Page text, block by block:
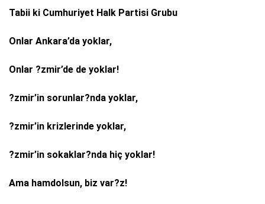
Tabii ki Cumhuriyet Halk Partisi Grubu
Onlar Ankara’da yoklar,
Onlar ?zmir’de de yoklar!
?zmir’in sorunlar?nda yoklar,
?zmir’in krizlerinde yoklar,
?zmir’in sokaklar?nda hiç yoklar!
Ama hamdolsun, biz var?z!